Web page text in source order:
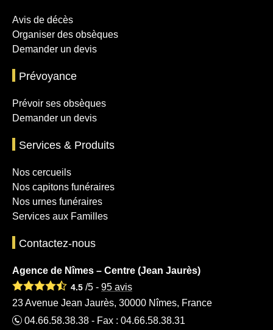
Avis de décès
Organiser des obsèques
Demander un devis
Prévoyance
Prévoir ses obsèques
Demander un devis
Services & Produits
Nos cercueils
Nos capitons funéraires
Nos urnes funéraires
Services aux Familles
Contactez-nous
Agence de Nîmes – Centre (Jean Jaurès)
4.5 /5 - 95 avis
23 Avenue Jean Jaurès, 30000 Nîmes, France
04.66.58.38.38 - Fax : 04.66.58.38.31